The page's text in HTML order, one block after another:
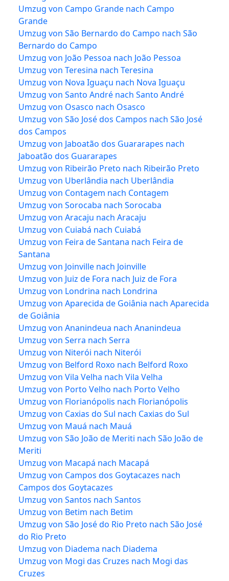
Umzug von Campo Grande nach Campo
Grande
Umzug von São Bernardo do Campo nach São
Bernardo do Campo
Umzug von João Pessoa nach João Pessoa
Umzug von Teresina nach Teresina
Umzug von Nova Iguaçu nach Nova Iguaçu
Umzug von Santo André nach Santo André
Umzug von Osasco nach Osasco
Umzug von São José dos Campos nach São José
dos Campos
Umzug von Jaboatão dos Guararapes nach
Jaboatão dos Guararapes
Umzug von Ribeirão Preto nach Ribeirão Preto
Umzug von Uberlândia nach Uberlândia
Umzug von Contagem nach Contagem
Umzug von Sorocaba nach Sorocaba
Umzug von Aracaju nach Aracaju
Umzug von Cuiabá nach Cuiabá
Umzug von Feira de Santana nach Feira de
Santana
Umzug von Joinville nach Joinville
Umzug von Juiz de Fora nach Juiz de Fora
Umzug von Londrina nach Londrina
Umzug von Aparecida de Goiânia nach Aparecida
de Goiânia
Umzug von Ananindeua nach Ananindeua
Umzug von Serra nach Serra
Umzug von Niterói nach Niterói
Umzug von Belford Roxo nach Belford Roxo
Umzug von Vila Velha nach Vila Velha
Umzug von Porto Velho nach Porto Velho
Umzug von Florianópolis nach Florianópolis
Umzug von Caxias do Sul nach Caxias do Sul
Umzug von Mauá nach Mauá
Umzug von São João de Meriti nach São João de
Meriti
Umzug von Macapá nach Macapá
Umzug von Campos dos Goytacazes nach
Campos dos Goytacazes
Umzug von Santos nach Santos
Umzug von Betim nach Betim
Umzug von São José do Rio Preto nach São José
do Rio Preto
Umzug von Diadema nach Diadema
Umzug von Mogi das Cruzes nach Mogi das
Cruzes